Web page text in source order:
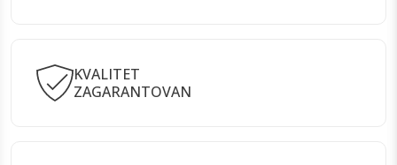
KVALITET
ZAGARANTOVAN